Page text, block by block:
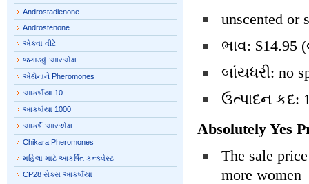
unscented or
ભાવ: $14.95
બાંયધરી: no
ઉત્પાદન કદ:
Absolutely Yes
The sale
more women
Androstadienone
Androstenone
એક્વા વીટે
જગાડવું-આરએક્ષ
એથેનાને Pheromones
આકર્ષાયા 10
આકર્ષાયા 1000
આકર્ષે-આરએક્ષ
Chikara Pheromones
મહિલા માટે આકર્ષિત કન્ક્વેસ્ટ
CP28 સેક્સ આકર્ષાયા